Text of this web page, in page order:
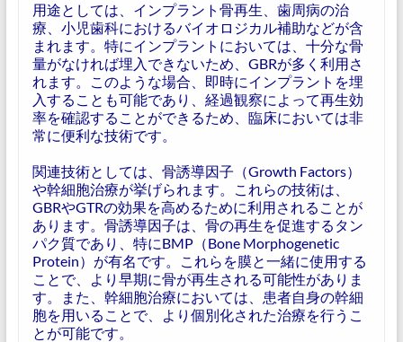
用途としては、インプラント骨再生、歯周病の治
療、小児歯科におけるバイオロジカル補助などが含
まれます。特にインプラントにおいては、十分な骨
量がなければ埋入できないため、GBRが多く利用さ
れます。このような場合、即時にインプラントを埋
入することも可能であり、経過観察によって再生効
率を確認することができるため、臨床においては非
常に便利な技術です。
関連技術としては、骨誘導因子（Growth Factors）
や幹細胞治療が挙げられます。これらの技術は、
GBRやGTRの効果を高めるために利用されることが
あります。骨誘導因子は、骨の再生を促進するタン
パク質であり、特にBMP（Bone Morphogenetic
Protein）が有名です。これらを膜と一緒に使用する
ことで、より早期に骨が再生される可能性がありま
す。また、幹細胞治療においては、患者自身の幹細
胞を用いることで、より個別化された治療を行うこ
とが可能です。